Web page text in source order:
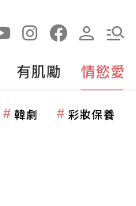
有肌勵 情慾愛
韓劇 彩妝保養